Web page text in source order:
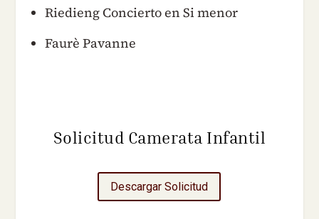
Riedieng Concierto en Si menor
Faurè Pavanne
Solicitud Camerata Infantil
Descargar Solicitud